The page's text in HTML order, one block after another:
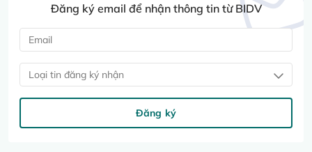
Đăng ký email để nhận thông tin từ BIDV
Loại tin đăng ký nhận
Đăng ký